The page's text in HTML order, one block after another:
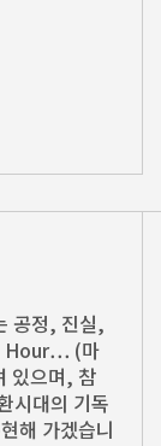
공정, 진실,
Hour… (마
있으며, 참
시대의 기독
해 가겠습니